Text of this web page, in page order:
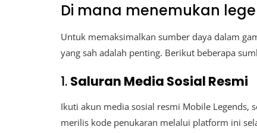
Di mana menemukan
Untuk memaksimalkan sumber daya dalam
yang sah adalah penting. Berikut beberapa
1. Saluran Media Sosial Resmi
Ikuti akun media sosial resmi Mobile Legends,
merilis kode penukaran melalui platform ini